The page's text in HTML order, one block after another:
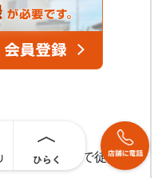
目 バス停まで徒歩***